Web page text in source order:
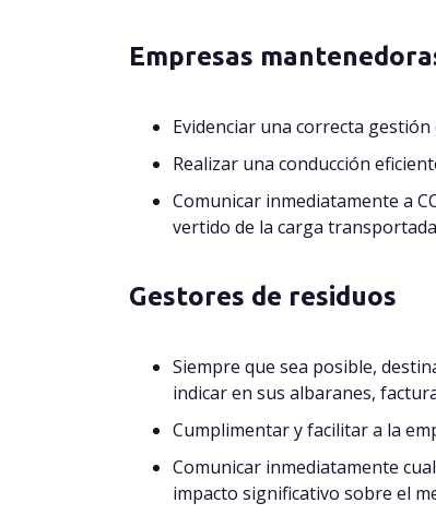
Empresas
Evidenciar una correcta
Realizar una conducción
Comunicar inmediatamente a
vertido de la carga
Gestores de residuos
Siempre que sea posible,
indicar en sus albaranes,
Cumplimentar y facilitar a la
Comunicar inmediatamente
impacto significativo sobre el